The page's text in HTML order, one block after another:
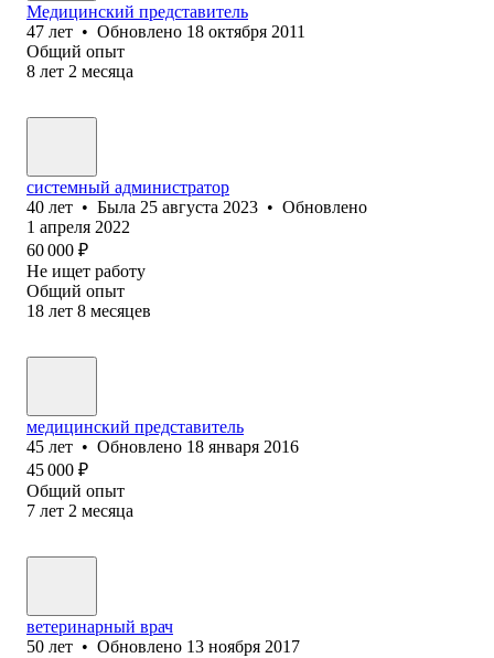
Медицинский представитель
47 лет • Обновлено 18 октября 2011
Общий опыт
8 лет 2 месяца
системный администратор
40 лет • Была 25 августа 2023 • Обновлено
1 апреля 2022
60 000 ₽
Не ищет работу
Общий опыт
18 лет 8 месяцев
медицинский представитель
45 лет • Обновлено 18 января 2016
45 000 ₽
Общий опыт
7 лет 2 месяца
ветеринарный врач
50 лет • Обновлено 13 ноября 2017